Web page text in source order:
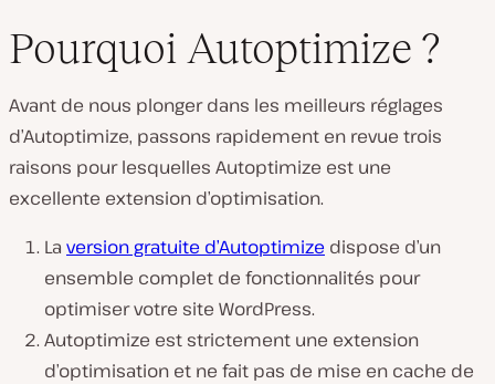
Pourquoi Autoptimize ?
Avant de nous plonger dans les meilleurs réglages
d’Autoptimize, passons rapidement en revue trois
raisons pour lesquelles Autoptimize est une
excellente extension d’optimisation.
La version gratuite d’Autoptimize dispose d’un
ensemble complet de fonctionnalités pour
optimiser votre site WordPress.
Autoptimize est strictement une extension
d’optimisation et ne fait pas de mise en cache de